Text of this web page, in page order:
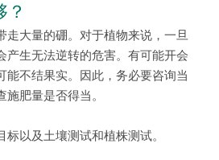
？
走大量的硼。对于植物来说，一旦
产生无法逆转的危害。有可能开会
能不结果实。因此，务必要咨询当
肥量是否得当。
以及土壤测试和植株测试。